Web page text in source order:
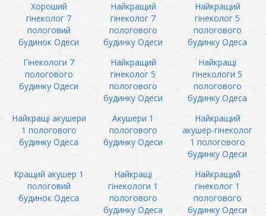
Хороший
гінеколог 7
пологовий
будинок Одеси
Найкращий
гінеколог 7
пологового
будинку Одеси
Найкращий
гінеколог 5
пологового
будинку Одеса
Гінекологи 7
пологового
будинку Одеси
Найкращий
гінеколог 5
пологового
будинку Одеси
Найкращі
гінекологи 5
пологового
будинку Одеса
Найкращі акушери
1 пологового
будинку Одеса
Акушери 1
пологового
будинку Одеси
Найкращий
акушер-гінеколог
1 пологового
будинку Одеси
Кращий акушер 1
пологовий
будинок Одеса
Найкращі
гінекологи 1
пологового
будинку Одеса
Найкращий
гінеколог 1
пологового
будинку Одеси